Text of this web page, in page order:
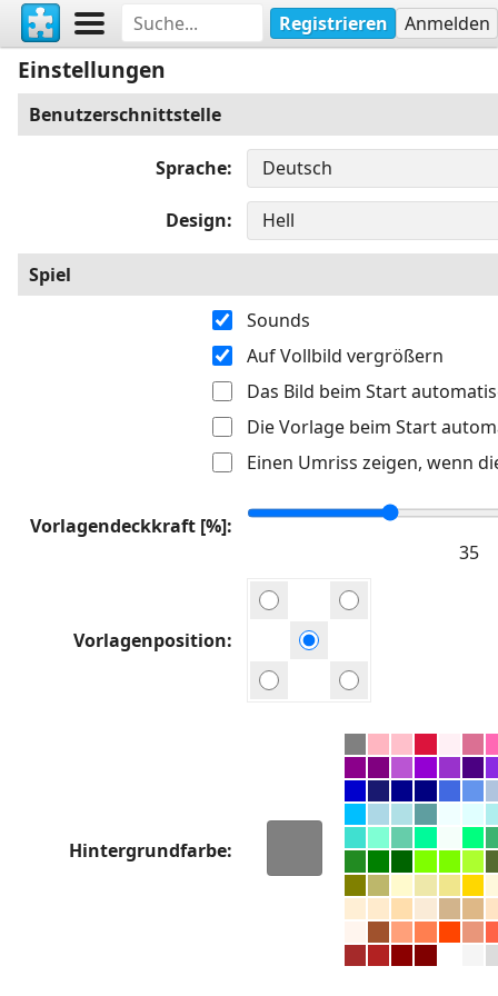
Registrieren Anmelden
Einstellungen
Benutzerschnittstelle
Sprache
Design
Spiel
Sounds
Auf Vollbild vergrößern
Das Bild beim Start
Die Vorlage beim Start
Einen Umriss zeigen, wenn
Vorlagendeckkraft [%]
Vorlagenposition
Hintergrundfarbe